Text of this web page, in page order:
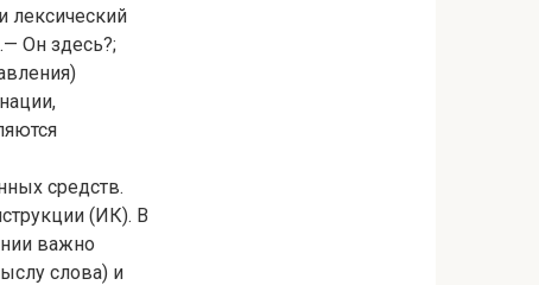
лексический
Он здесь?;
средств.
(ИК). В
важно
слова) и